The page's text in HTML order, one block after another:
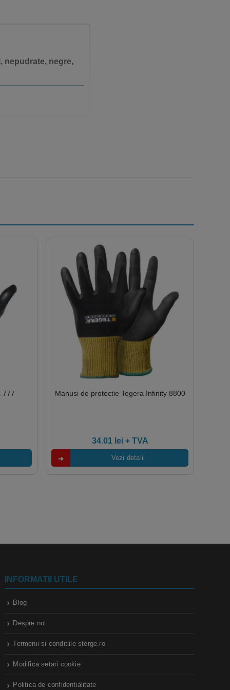
nepudrate, negre,
777 Manusi de protectie Tegera Infinity 8800
34.01 lei+ TVA
Vezi detalii
INFORMATII UTILE
Blog
Despre noi
Termenii si conditiile sterge.ro
Modifica setari cookie
Politica de confidentialitate